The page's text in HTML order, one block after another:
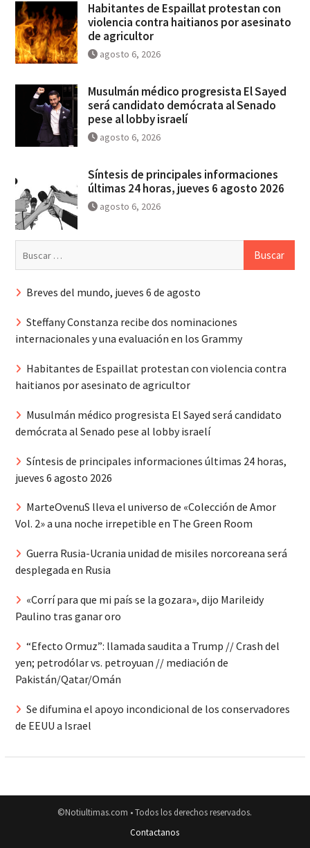
Habitantes de Espaillat protestan con
violencia contra haitianos por asesinato
de agricultor
agosto 6, 2026
Musulmán médico progresista El Sayed
será candidato demócrata al Senado
pese al lobby israelí
agosto 6, 2026
Síntesis de principales informaciones
últimas 24 horas, jueves 6 agosto 2026
agosto 6, 2026
Breves del mundo, jueves 6 de agosto
Steffany Constanza recibe dos nominaciones
internacionales y una evaluación en los Grammy
Habitantes de Espaillat protestan con violencia contra
haitianos por asesinato de agricultor
Musulmán médico progresista El Sayed será candidato
demócrata al Senado pese al lobby israelí
Síntesis de principales informaciones últimas 24 horas,
jueves 6 agosto 2026
MarteOvenuS lleva el universo de «Colección de Amor
Vol. 2» a una noche irrepetible en The Green Room
Guerra Rusia-Ucrania unidad de misiles norcoreana será
desplegada en Rusia
«Corrí para que mi país se la gozara», dijo Marileidy
Paulino tras ganar oro
“Efecto Ormuz”: llamada saudita a Trump // Crash del
yen; petrodólar vs. petroyuan // mediación de
Pakistán/Qatar/Omán
Se difumina el apoyo incondicional de los conservadores
de EEUU a Israel
©Notiultimas.com • Todos los derechos reservados.
Contactanos